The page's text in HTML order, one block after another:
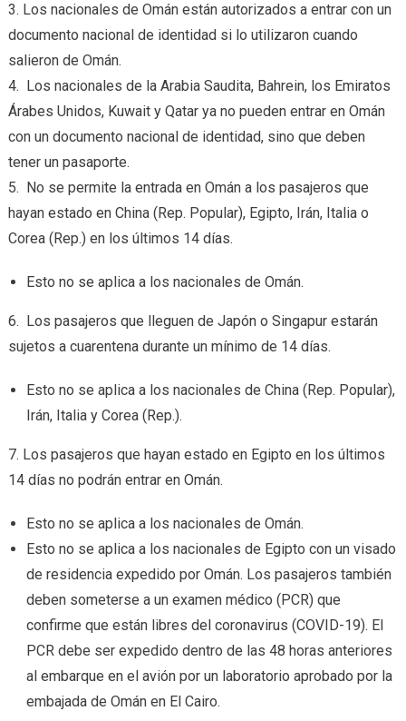
3. Los nacionales de Omán están autorizados a entrar con un
documento nacional de identidad si lo utilizaron cuando
salieron de Omán.
4. Los nacionales de la Arabia Saudita, Bahrein, los Emiratos
Árabes Unidos, Kuwait y Qatar ya no pueden entrar en Omán
con un documento nacional de identidad, sino que deben
tener un pasaporte.
5. No se permite la entrada en Omán a los pasajeros que
hayan estado en China (Rep. Popular), Egipto, Irán, Italia o
Corea (Rep.) en los últimos 14 días.
Esto no se aplica a los nacionales de Omán.
6. Los pasajeros que lleguen de Japón o Singapur estarán
sujetos a cuarentena durante un mínimo de 14 días.
Esto no se aplica a los nacionales de China (Rep. Popular),
Irán, Italia y Corea (Rep.).
7. Los pasajeros que hayan estado en Egipto en los últimos
14 días no podrán entrar en Omán.
Esto no se aplica a los nacionales de Omán.
Esto no se aplica a los nacionales de Egipto con un visado
de residencia expedido por Omán. Los pasajeros también
deben someterse a un examen médico (PCR) que
confirme que están libres del coronavirus (COVID-19). El
PCR debe ser expedido dentro de las 48 horas anteriores
al embarque en el avión por un laboratorio aprobado por la
embajada de Omán en El Cairo.